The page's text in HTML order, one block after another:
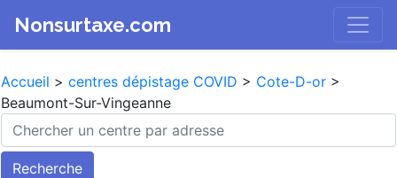
Nonsurtaxe.com
Accueil > centres dépistage COVID > Cote-D-or >
Beaumont-Sur-Vingeanne
Recherche